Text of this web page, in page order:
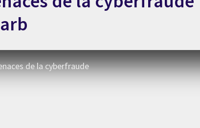
de la cyberfraude